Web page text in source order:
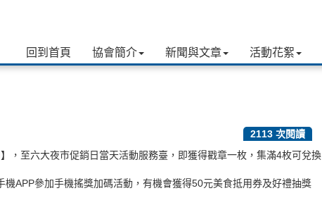
回到首頁 協會簡介 新聞與文章 活動花絮
2113 次閱讀
，至六大夜市促銷日當天活動服務臺，即獲得戳章一枚，集滿4枚可兌換
APP參加手機搖獎加碼活動，有機會獲得50元美食抵用券及好禮抽獎